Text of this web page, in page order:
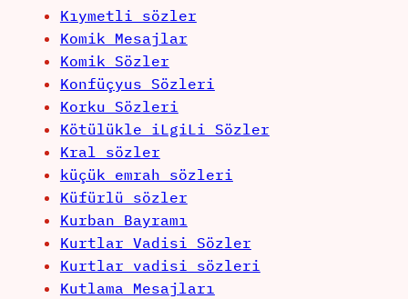
Kıymetli sözler
Komik Mesajlar
Komik Sözler
Konfüçyus Sözleri
Korku Sözleri
Kötülükle iLgiLi Sözler
Kral sözler
küçük emrah sözleri
Küfürlü sözler
Kurban Bayramı
Kurtlar Vadisi Sözler
Kurtlar vadisi sözleri
Kutlama Mesajları